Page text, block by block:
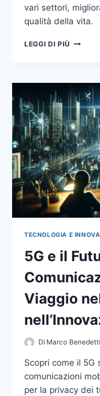
vari settori,
qualità della vita.
LEGGI DI PIÙ 5G
LA
STA
LE
NOSTRE
VITE
TECNOLOGIA E
5G e il
Viaggio
Di Marco Benedetti
Scopri come il 5G
comunicazioni
per la privacy dei